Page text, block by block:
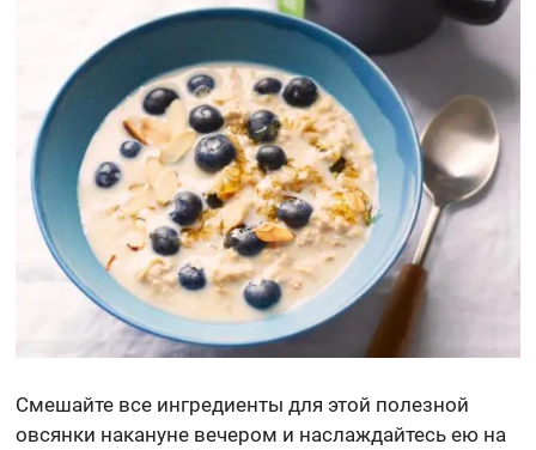
Смешайте все ингредиенты для этой полезной
овсянки накануне вечером и наслаждайтесь ею на